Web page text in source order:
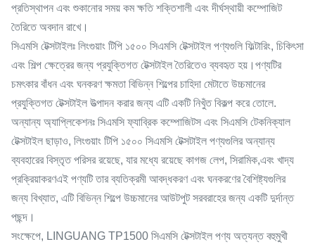
প্রতিস্থাপন এবং শুকানোর সময় কম ক্ষতি শক্তিশালী এবং দীর্ঘস্থায়ী কম্পোজিট
তৈরিতে অবদান রাখে।
সিএমসি টেক্সটাইলঃ লিংগুয়াং টিপি ১৫০০ সিএমসি টেক্সটাইল পণ্যগুলি ফিল্টারিং, চিকিৎসা
এবং শিল্প ক্ষেত্রের জন্য প্রযুক্তিগত টেক্সটাইল তৈরিতেও ব্যবহৃত হয়।পণ্যটির
চমৎকার বাঁধন এবং ঘনকরণ ক্ষমতা বিভিন্ন শিল্পের চাহিদা মেটাতে উচ্চমানের
প্রযুক্তিগত টেক্সটাইল উত্পাদন করার জন্য এটি একটি নিখুঁত বিকল্প করে তোলে.
অন্যান্য অ্যাপ্লিকেশনঃ সিএমসি ফ্যাব্রিক কম্পোজিটস এবং সিএমসি টেকনিক্যাল
টেক্সটাইল ছাড়াও, লিংগুয়াং টিপি ১৫০০ সিএমসি টেক্সটাইল পণ্যগুলির অন্যান্য
ব্যবহারের বিস্তৃত পরিসর রয়েছে, যার মধ্যে রয়েছে কাগজ লেপ, সিরামিক,এবং খাদ্য
প্রক্রিয়াকরণএই পণ্যটি তার ব্যতিক্রমী আবদ্ধকরণ এবং ঘনকরণের বৈশিষ্ট্যগুলির
জন্য বিখ্যাত, এটি বিভিন্ন শিল্পে উচ্চমানের আউটপুট সরবরাহের জন্য একটি দুর্দান্ত
পছন্দ।
সংক্ষেপে, LINGUANG TP1500 সিএমসি টেক্সটাইল পণ্য অত্যন্ত বহুমুখী